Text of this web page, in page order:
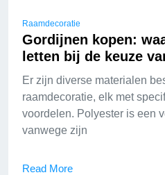
Raamdecoratie
Gordijnen kopen:
letten bij de keuze
Er zijn diverse materialen
raamdecoratie, elk met
voordelen. Polyester is een
vanwege zijn
Read More